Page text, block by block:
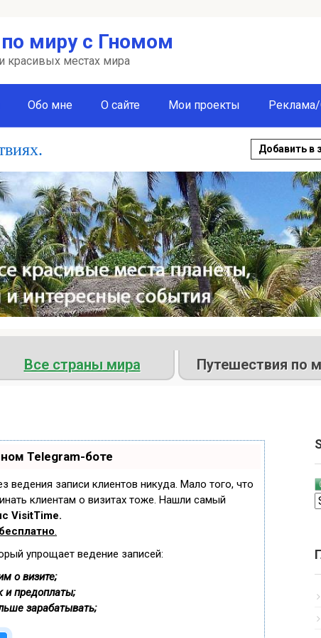
миру с Гномом
красивых местах мира
Обо мне О сайте Мои проекты Реклама/
Добавить в
Все страны мира Путешествия по
Telegram-боте
ведения записи клиентов никуда. Мало того, что
клиентам о визитах тоже. Нашли самый
VisitTime.
.
упрощает ведение записей:
о визите;
и предоплаты;
зарабатывать;